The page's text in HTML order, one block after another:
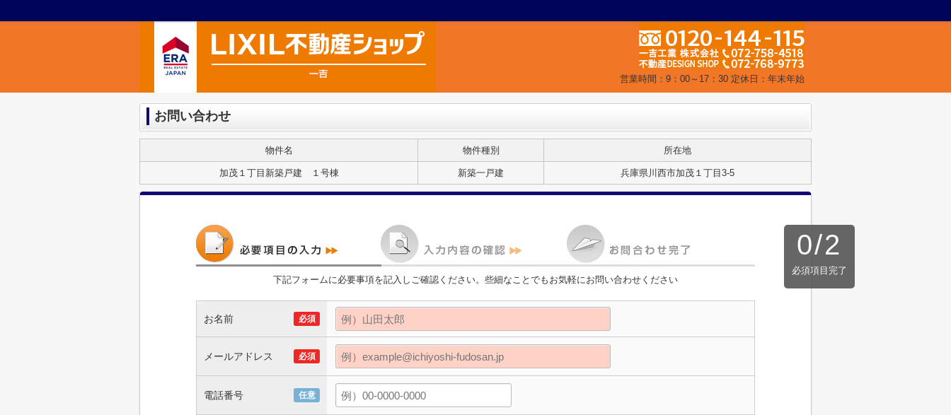
営業時間：9：00～17：30 定休日：年末年始
お問い合わせ
物件名 物件種別 所在地
加茂１丁目新築戸建 １号棟 新築一戸建 兵庫県川西市加茂１丁目3-5
0/2
必須項目完了
下記フォームに必要事項を記入しご確認ください。些細なことでもお気軽にお問い合わせください
お名前 必須
メールアドレス 必須
電話番号 任意